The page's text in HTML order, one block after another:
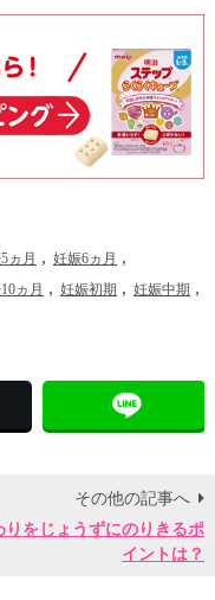
ヵ月 妊娠6ヵ月
ヵ月 妊娠初期 妊娠中期
その他の記事へ
りをじょうずにのりきるポ
イントは？